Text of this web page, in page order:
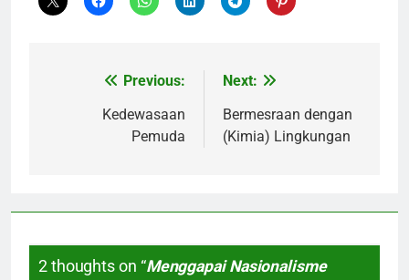
NavigasiPrevious:
Kedewasaan
Pemuda
Next:
Bermesraan dengan
(Kimia) Lingkungan
2 thoughts on “Menggapai Nasionalisme